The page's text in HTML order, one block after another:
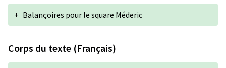
+ Balançoires pour le square Méderic
Corps du texte (Français)